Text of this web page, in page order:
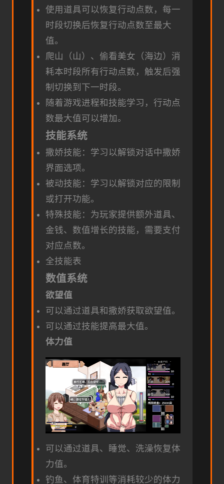
使用道具可以恢复行动点数，每一
时段切换后恢复行动点数至最大
值。
爬山（山）、偷看美女（海边）消
耗本时段所有行动点数，触发后强
制切换到下一时段。
随着游戏进程和技能学习，行动点
数最大值可以增加。
技能系统
撒娇技能：学习以解锁对话中撒娇
界面选项。
被动技能：学习以解锁对应的限制
或打开功能。
特殊技能：为玩家提供额外道具、
金钱、数值增长的技能，需要支付
对应点数。
全技能表
数值系统
欲望值
可以通过道具和撒娇获取欲望值。
可以通过技能提高最大值。
体力值
可以通过道具、睡觉、洗澡恢复体
力值。
钓鱼、体育特训等消耗较少的体力